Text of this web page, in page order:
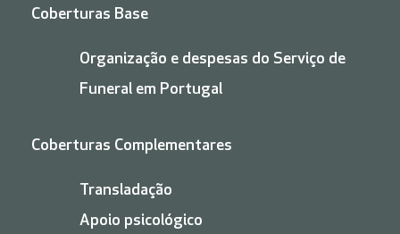
Coberturas Base
Organização e despesas do Serviço de
Funeral em Portugal
Coberturas Complementares
Transladação
Apoio psicológico